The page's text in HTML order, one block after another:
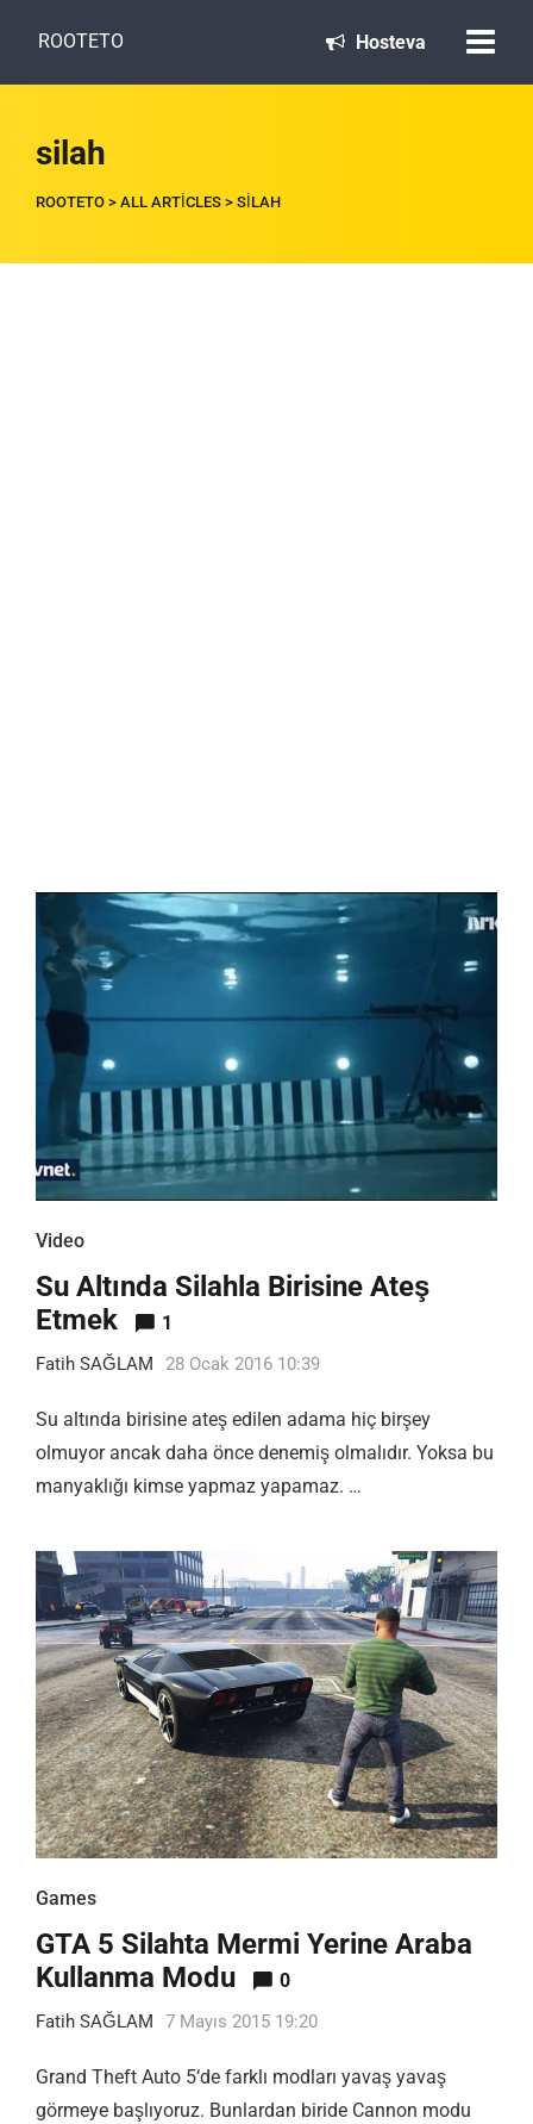
ROOTETO Hosteva
silah
ROOTETO > ALL ARTICLES > SILAH
Video
Su Altında Silahla Birisine Ateş
Etmek
1
Fatih SAĞLAM 28 Ocak 2016 10:39
Su altında birisine ateş edilen adama hiç birşey
olmuyor ancak daha önce denemiş olmalıdır. Yoksa bu
manyaklığı kimse yapmaz yapamaz. …
Games
GTA 5 Silahta Mermi Yerine Araba
Kullanma Modu
0
Fatih SAĞLAM 7 Mayıs 2015 19:20
Grand Theft Auto 5‘de farklı modları yavaş yavaş
görmeye başlıyoruz. Bunlardan biride Cannon modu